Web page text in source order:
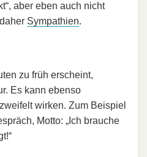
aber eben auch nicht
Sympathien.
zu früh erscheint,
Es kann ebenso
wirken. Zum Beispiel
Motto: „Ich brauche